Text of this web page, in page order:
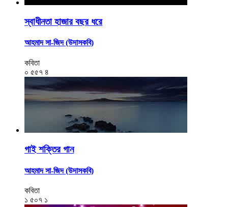
স্বাধীনতা হাজার বছর ধরে
আহমাদ সা-জিদ (উদাসকবি)
কবিতা
০ ৫৫৭ ৪
গাই শক্তির গান
আহমাদ সা-জিদ (উদাসকবি)
কবিতা
১ ৫০৭ ১